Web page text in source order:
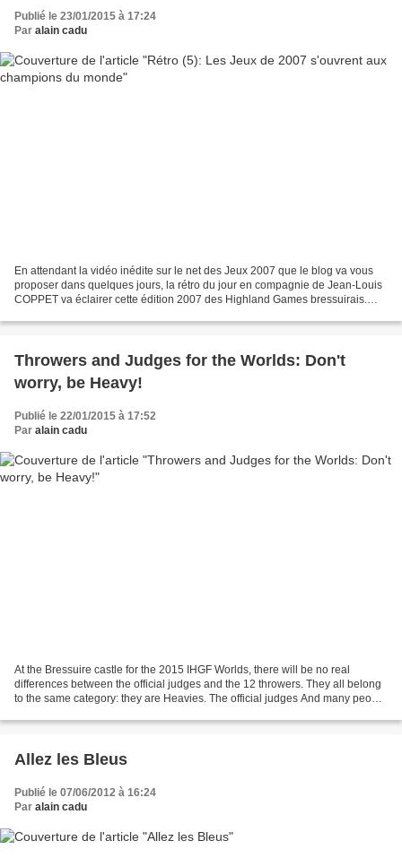
Publié le 23/01/2015 à 17:24
Par alain cadu
En attendant la vidéo inédite sur le net des Jeux 2007 que le blog va vous
proposer dans quelques jours, la rétro du jour en compagnie de Jean-Louis
COPPET va éclairer cette édition 2007 des Highland Games bressuirais.
Throwers and Judges for the Worlds: Don't
worry, be Heavy!
Publié le 22/01/2015 à 17:52
Par alain cadu
At the Bressuire castle for the 2015 IHGF Worlds, there will be no real
differences between the official judges and the 12 throwers. They all belong
to the same category: they are Heavies. The official judges And many people
Allez les Bleus
Publié le 07/06/2012 à 16:24
Par alain cadu